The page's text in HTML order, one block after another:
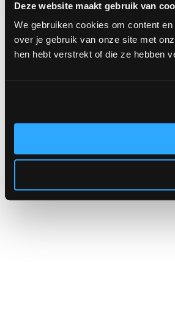
Deze website maakt gebruik van
We gebruiken cookies om content
over je gebruik van onze site met
hen hebt verstrekt of die ze hebben